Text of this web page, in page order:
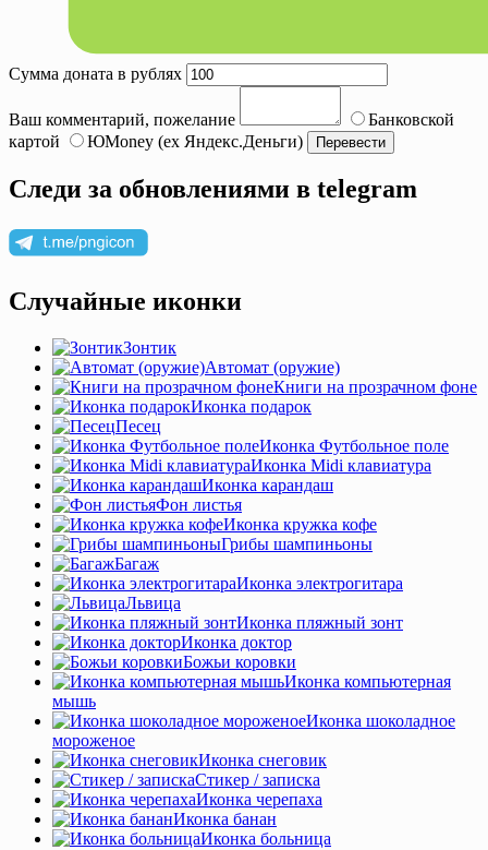
Сумма доната в рублях
Ваш комментарий, пожелание
Банковской
картой
ЮMoney (ex Яндекс.Деньги)
Следи за обновлениями в telegram
Случайные иконки
Зонтик
Автомат (оружие)
Книги на прозрачном фоне
Иконка подарок
Песец
Иконка Футбольное поле
Иконка Midi клавиатура
Иконка карандаш
Фон листья
Иконка кружка кофе
Грибы шампиньоны
Багаж
Иконка электрогитара
Львица
Иконка пляжный зонт
Иконка доктор
Божьи коровки
Иконка компьютерная
мышь
Иконка шоколадное
мороженое
Иконка снеговик
Стикер / записка
Иконка черепаха
Иконка банан
Иконка больница